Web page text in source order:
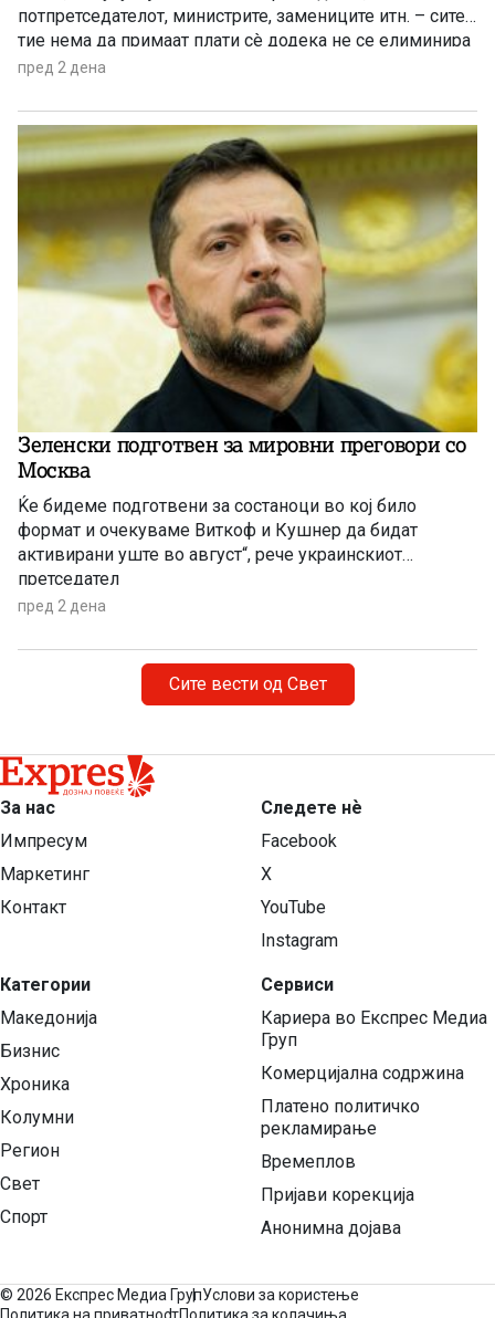
потпретседателот, министрите, замениците итн. – сите
тие нема да примаат плати сè додека не се елиминира
буџетскиот дефицит
пред 2 дена
Зеленски подготвен за мировни преговори со
Москва
Ќе бидеме подготвени за состаноци во кој било
формат и очекуваме Виткоф и Кушнер да бидат
активирани уште во август“, рече украинскиот
претседател
пред 2 дена
Сите вести од Свет
За нас
Импресум
Маркетинг
Контакт
Категории
Македонија
Бизнис
Хроника
Колумни
Регион
Свет
Спорт
Следете нѐ
Facebook
X
YouTube
Instagram
Сервиси
Кариера во Експрес Медиа
Груп
Комерцијална содржина
Платено политичко
рекламирање
Времеплов
Пријави корекција
Анонимна дојава
© 2026 Експрес Медиа ГрупУслови за користење